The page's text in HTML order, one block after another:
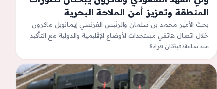
المنطقة وتعزيز أمن الملاحة البحرية
بحث الأمير محمد بن سلمان والرئيس الفرنسي إيمانويل ماكرون
خلال اتصال هاتفي مستجدات الأوضاع الإقليمية والدولية مع التأكيد
على أهمية تعزيز الأمن…
منذ ساعةدقيقتان قراءة